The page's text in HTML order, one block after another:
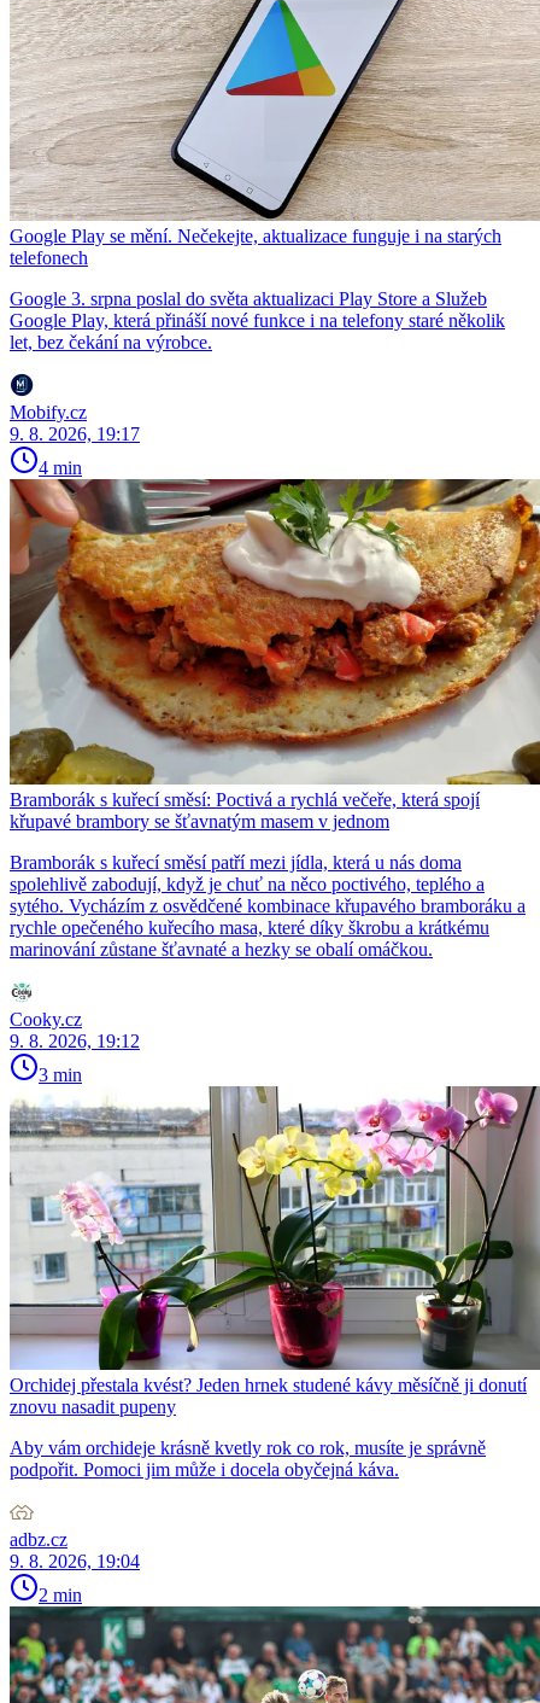
Google Play se mění. Nečekejte, aktualizace funguje i na starých
telefonech
Google 3. srpna poslal do světa aktualizaci Play Store a Služeb
Google Play, která přináší nové funkce i na telefony staré několik
let, bez čekání na výrobce.
Mobify.cz
9. 8. 2026, 19:17
4 min
Bramborák s kuřecí směsí: Poctivá a rychlá večeře, která spojí
křupavé brambory se šťavnatým masem v jednom
Bramborák s kuřecí směsí patří mezi jídla, která u nás doma
spolehlivě zabodují, když je chuť na něco poctivého, teplého a
sytého. Vycházím z osvědčené kombinace křupavého bramboráku a
rychle opečeného kuřecího masa, které díky škrobu a krátkému
marinování zůstane šťavnaté a hezky se obalí omáčkou.
Cooky.cz
9. 8. 2026, 19:12
3 min
Orchidej přestala kvést? Jeden hrnek studené kávy měsíčně ji donutí
znovu nasadit pupeny
Aby vám orchideje krásně kvetly rok co rok, musíte je správně
podpořit. Pomoci jim může i docela obyčejná káva.
adbz.cz
9. 8. 2026, 19:04
2 min